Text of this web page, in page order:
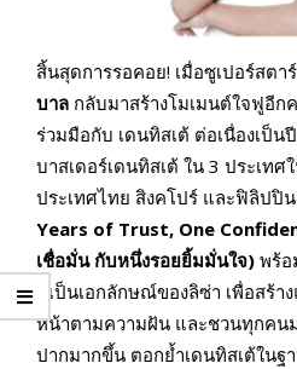
สิ้นสุดการรอคอย! เมื่อซูเปอร์สตา
บาล กลับมาสร้างโมเมนต์ใจฟูอีก
ร่วมมือกับ เดนทิสเต้ ต่อเนื่องเป็
บาสเดอร์เดนทิสเต้ ใน 3 ประเทศ
ประเทศไทย สิงคโปร์ และฟิลิปปิ
Years of Trust, One
เชื่อมั่น กับหนึ่งรอยยิ้มมั่นใจ) พร้อ
ที่เป็นเอกลักษณ์ของลิซ่า เพื่อสร้
หน้าตามความฝัน และชวนทุกคน
ปากมากขึ้น ตอกย้ำเดนทิสเต้ใน